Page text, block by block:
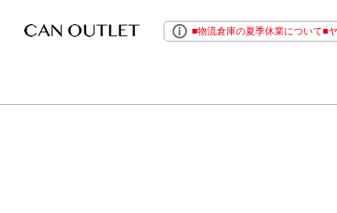
■物流倉庫の夏季休業について■